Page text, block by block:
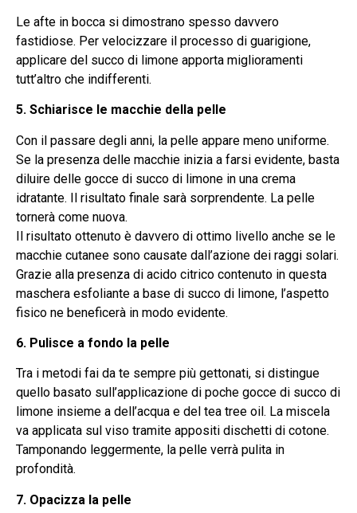
Le afte in bocca si dimostrano spesso davvero
fastidiose. Per velocizzare il processo di guarigione,
applicare del succo di limone apporta miglioramenti
tutt’altro che indifferenti.
5. Schiarisce le macchie della pelle
Con il passare degli anni, la pelle appare meno uniforme.
Se la presenza delle macchie inizia a farsi evidente, basta
diluire delle gocce di succo di limone in una crema
idratante. Il risultato finale sarà sorprendente. La pelle
tornerà come nuova.
Il risultato ottenuto è davvero di ottimo livello anche se le
macchie cutanee sono causate dall’azione dei raggi solari.
Grazie alla presenza di acido citrico contenuto in questa
maschera esfoliante a base di succo di limone, l’aspetto
fisico ne beneficerà in modo evidente.
6. Pulisce a fondo la pelle
Tra i metodi fai da te sempre più gettonati, si distingue
quello basato sull’applicazione di poche gocce di succo di
limone insieme a dell’acqua e del tea tree oil. La miscela
va applicata sul viso tramite appositi dischetti di cotone.
Tamponando leggermente, la pelle verrà pulita in
profondità.
7. Opacizza la pelle